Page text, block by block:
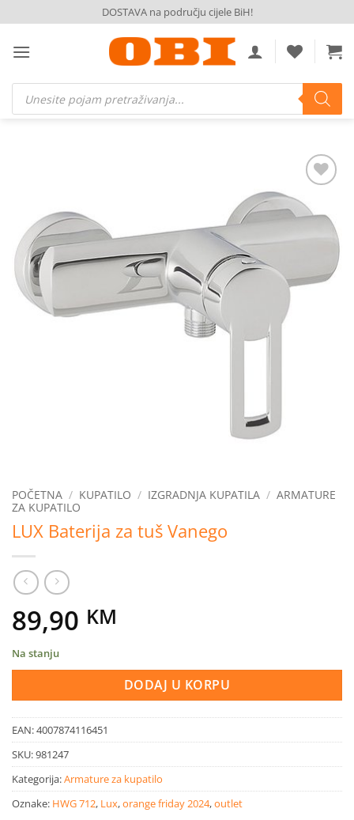
to
content
DOSTAVA na području cijele BiH!
Products
search
Dodaj
na
POČETNA / KUPATILO / IZGRADNJA KUPATILA / ARMATURE
ZA KUPATILO
LUX Baterija za tuš Vanego
89,90 KM
Na stanju
DODAJ U KORPU
EAN:4007874116451
SKU:981247
Kategorija:Armature za kupatilo
Oznake: HWG 712, Lux,orange friday 2024,outlet